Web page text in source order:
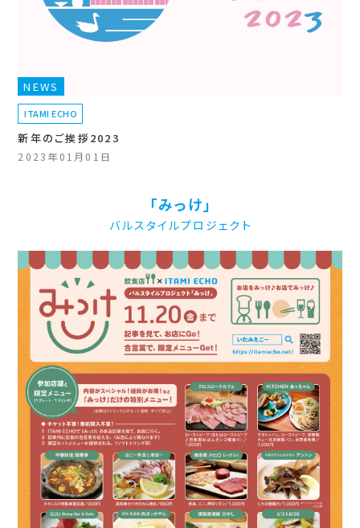
NEWS
ITAMI ECHO
新年のご挨拶2023
2023年01月01日
「みっけ」
バルスタイルプロジェクト